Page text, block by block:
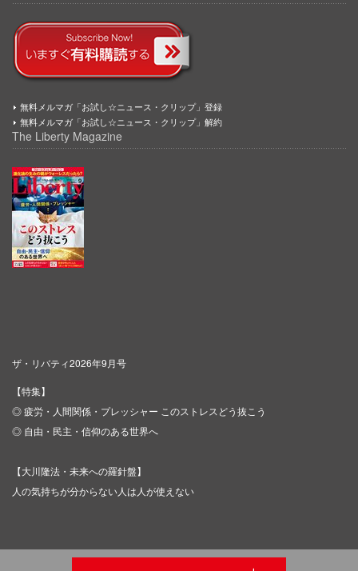
無料メルマガ「お試し☆ニュース・クリップ」登録
無料メルマガ「お試し☆ニュース・クリップ」解約
The Liberty Magazine
ザ・リバティ2026年9月号
【特集】
◎ 疲労・人間関係・プレッシャー このストレスどう抜こう
◎ 自由・民主・信仰のある世界へ
【大川隆法・未来への羅針盤】
人の気持ちが分からない人は人が使えない